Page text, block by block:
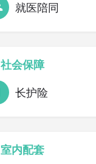
就医陪同
社会保障
长护险
室内配套